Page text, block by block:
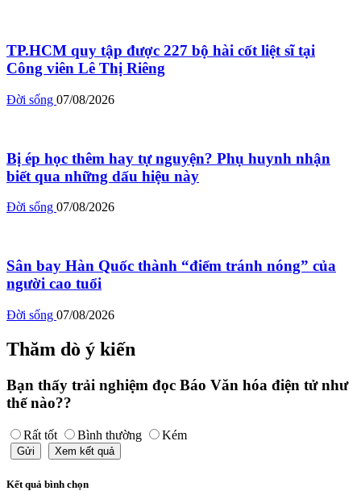
TP.HCM quy tập được 227 bộ hài cốt liệt sĩ tại
Công viên Lê Thị Riêng
Đời sống 07/08/2026
Bị ép học thêm hay tự nguyện? Phụ huynh nhận
biết qua những dấu hiệu này
Đời sống 07/08/2026
Sân bay Hàn Quốc thành “điểm tránh nóng” của
người cao tuổi
Đời sống 07/08/2026
Thăm dò ý kiến
Bạn thấy trải nghiệm đọc Báo Văn hóa điện tử như
thế nào??
Rất tốt Bình thường Kém
Gửi Xem kết quả
Kết quả bình chọn